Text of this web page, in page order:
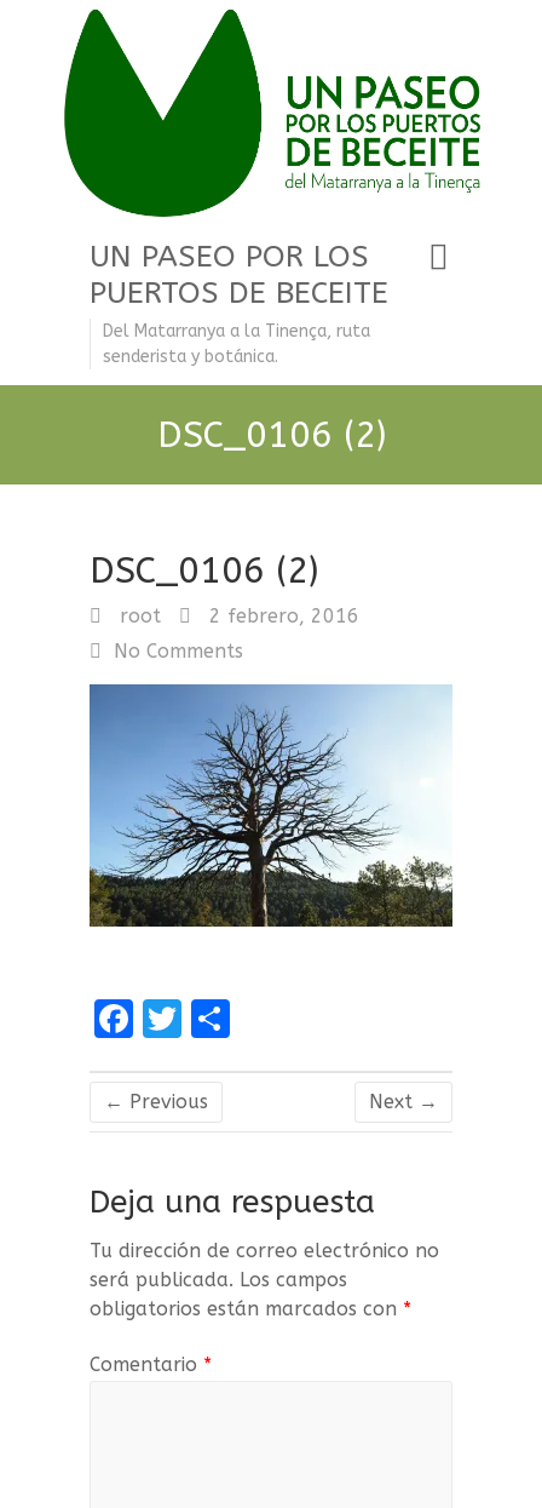
UN PASEO POR LOS
PUERTOS DE BECEITE
Del Matarranya a la Tinença, ruta
senderista y botánica.
DSC_0106 (2)
DSC_0106 (2)
root
2 febrero, 2016
No Comments
F
ce
b
o
k
T
it
te p
rt
ir
← Previous Next →
Deja una respuesta
Tu dirección de correo electrónico no
será publicada. Los campos
obligatorios están marcados con *
Comentario *